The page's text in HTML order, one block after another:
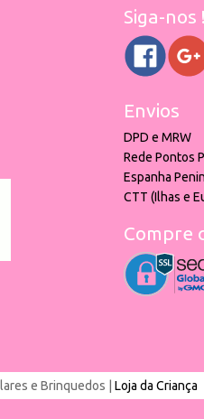
Siga-nos !
Envios
DPD e MRW
Rede Pontos
Espanha
CTT (Ilhas e
Compre
e Brinquedos | Loja da Criança